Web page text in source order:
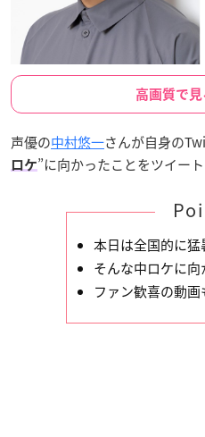
高画質で
声優の中村悠一さんが自身の
ロケ”に向かったことをツイート
本日は全国的に
そんな中ロケに
ファン歓喜の動画